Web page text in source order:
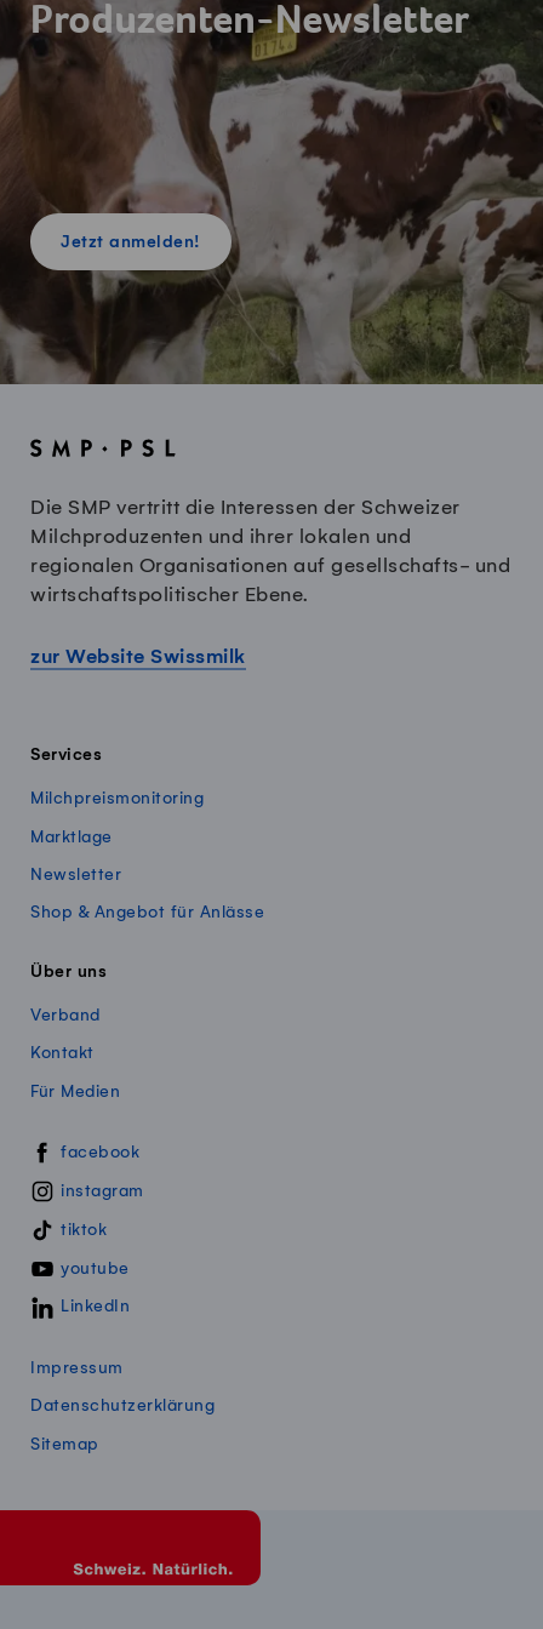
Produzenten-Newsletter
Jetzt anmelden!
Die SMP vertritt die Interessen der Schweizer
Milchproduzenten und ihrer lokalen und
regionalen Organisationen auf gesellschafts- und
wirtschaftspolitischer Ebene.
zur Website Swissmilk
Services
Milchpreismonitoring
Marktlage
Newsletter
Shop & Angebot für Anlässe
Über uns
Verband
Kontakt
Für Medien
Swissmillk auf Social Media
facebook
instagram
tiktok
youtube
LinkedIn
Impressum
Datenschutzerklärung
Sitemap